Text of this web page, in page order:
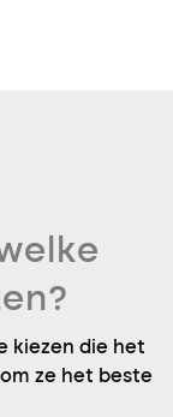
kiezen die het
ze het beste